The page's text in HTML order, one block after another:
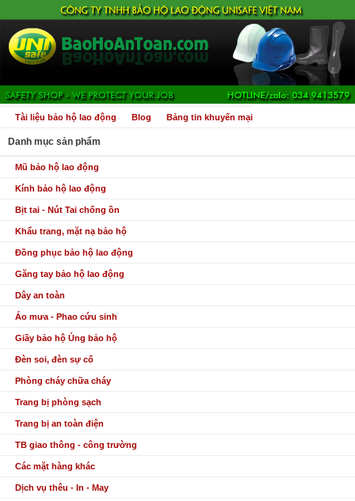
Tài liệu bảo hộ lao động Blog Bảng tin khuyến mại
Danh mục sản phẩm
Mũ bảo hộ lao động
Kính bảo hộ lao động
Bịt tai - Nút Tai chống ồn
Khẩu trang, mặt nạ bảo hộ
Đồng phục bảo hộ lao động
Găng tay bảo hộ lao động
Dây an toàn
Áo mưa - Phao cứu sinh
Giầy bảo hộ Ủng bảo hộ
Đèn soi, đèn sự cố
Phòng cháy chữa cháy
Trang bị phòng sạch
Trang bị an toàn điện
TB giao thông - công trường
Các mặt hàng khác
Dịch vụ thêu - In - May